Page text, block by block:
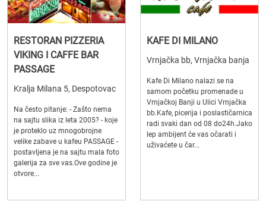
RESTORAN PIZZERIA
VIKING I CAFFE BAR
PASSAGE
Kralja Milana 5, Despotovac
Na često pitanje: - Zašto nema
na sajtu slika iz leta 2005? - koje
je proteklo uz mnogobrojne
velike zabave u kafeu PASSAGE -
postavljena je na sajtu mala foto
galerija za sve vas.Ove godine je
otvore...
KAFE DI MILANO
Vrnjačka bb, Vrnjačka banja
Kafe Di Milano nalazi se na
samom početku promenade u
Vrnjačkoj Banji u Ulici Vrnjačka
bb.Kafe, picerija i poslastičarnica
radi svaki dan od 08 do24h.Jako
lep ambijent će vas očarati i
uživaćete u čar...